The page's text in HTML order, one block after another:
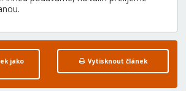
jako Vytisknout článek